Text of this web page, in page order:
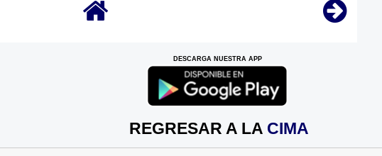
DESCARGA NUESTRA APP
REGRESAR A LA CIMA